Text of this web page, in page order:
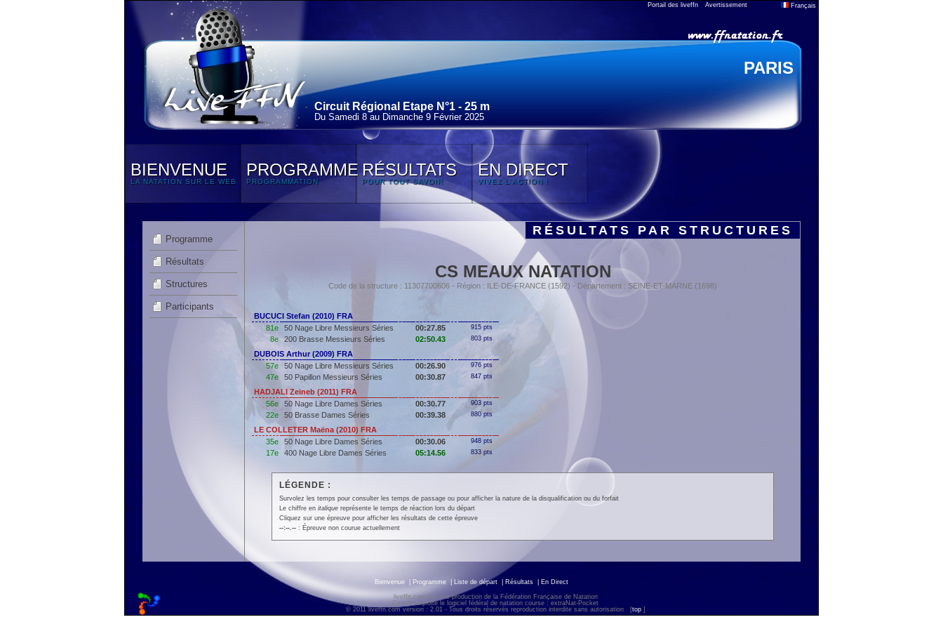
Portail des liveffn Avertissement Français
PARIS
Circuit Régional Etape N°1 - 25 m
Du Samedi 8 au Dimanche 9 Février 2025
BIENVENUE
LA NATATION SUR LE WEB
PROGRAMME
PROGRAMMATION
RÉSULTATS
POUR TOUT SAVOIR
EN DIRECT
VIVEZ L'ACTION !
Programme
Résultats
Structures
Participants
RÉSULTATS PAR STRUCTURES
CS MEAUX NATATION
Code de la structure : 11307700606 - Région : ILE-DE-FRANCE (1592) - Département : SEINE-ET-MARNE (1698)
BUCUCI Stefan (2010) FRA
81e
50 Nage Libre Messieurs Séries 00:27.85 915 pts
8e 200 Brasse Messieurs Séries 02:50.43 803 pts
DUBOIS Arthur (2009) FRA
57e
50 Nage Libre Messieurs Séries 00:26.90 976 pts
47e 50 Papillon Messieurs Séries 00:30.87 847 pts
HADJALI Zeineb (2011) FRA
56e
50 Nage Libre Dames Séries 00:30.77 903 pts
22e 50 Brasse Dames Séries 00:39.38 880 pts
LE COLLETER Maëna (2010) FRA
35e
50 Nage Libre Dames Séries 00:30.06 948 pts
17e 400 Nage Libre Dames Séries 05:14.56 833 pts
LÉGENDE :
Survolez les temps pour consulter les temps de passage ou pour afficher la nature de la disqualification ou du forfait
Le chiffre en italiquereprésente le temps de réaction lors du départ
Cliquez sur une épreuve pour afficher les résultats de cette épreuve
--:--.--: Épreuve non courue actuellement
Bienvenue Programme Liste de départ Résultats En Direct
liveffn.com est une production de la Fédération Française de Natation
Ce site exploite le logiciel fédéral de natation course : extraNat-Pocket
© 2011 liveffn.com version : 2.01 - Tous droits réservés reproduction interdite sans autorisation
[top ]